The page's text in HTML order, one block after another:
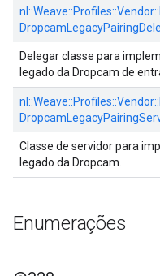
nl::Weave::Profiles::Vendor::
Delegar classe para
legado da Dropcam de
nl::Weave::Profiles::Vendor::
Classe de servidor para
legado da Dropcam.
Enumerações